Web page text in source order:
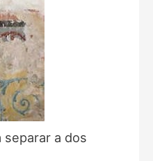
separar a dos